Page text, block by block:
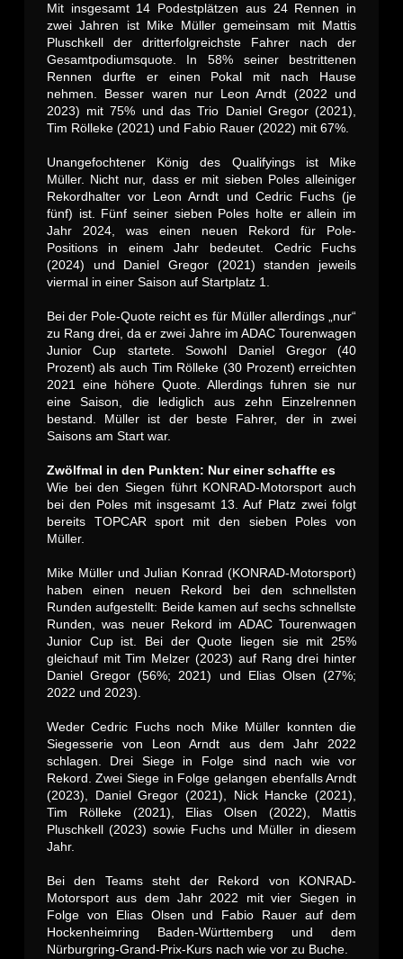
Mit insgesamt 14 Podestplätzen aus 24 Rennen in
zwei Jahren ist Mike Müller gemeinsam mit Mattis
Pluschkell der dritterfolgreichste Fahrer nach der
Gesamtpodiumsquote. In 58% seiner bestrittenen
Rennen durfte er einen Pokal mit nach Hause
nehmen. Besser waren nur Leon Arndt (2022 und
2023) mit 75% und das Trio Daniel Gregor (2021),
Tim Rölleke (2021) und Fabio Rauer (2022) mit 67%.
Unangefochtener König des Qualifyings ist Mike
Müller. Nicht nur, dass er mit sieben Poles alleiniger
Rekordhalter vor Leon Arndt und Cedric Fuchs (je
fünf) ist. Fünf seiner sieben Poles holte er allein im
Jahr 2024, was einen neuen Rekord für Pole-
Positions in einem Jahr bedeutet. Cedric Fuchs
(2024) und Daniel Gregor (2021) standen jeweils
viermal in einer Saison auf Startplatz 1.
Bei der Pole-Quote reicht es für Müller allerdings „nur“
zu Rang drei, da er zwei Jahre im ADAC Tourenwagen
Junior Cup startete. Sowohl Daniel Gregor (40
Prozent) als auch Tim Rölleke (30 Prozent) erreichten
2021 eine höhere Quote. Allerdings fuhren sie nur
eine Saison, die lediglich aus zehn Einzelrennen
bestand. Müller ist der beste Fahrer, der in zwei
Saisons am Start war.
Zwölfmal in den Punkten: Nur einer schaffte es
Wie bei den Siegen führt KONRAD-Motorsport auch
bei den Poles mit insgesamt 13. Auf Platz zwei folgt
bereits TOPCAR sport mit den sieben Poles von
Müller.
Mike Müller und Julian Konrad (KONRAD-Motorsport)
haben einen neuen Rekord bei den schnellsten
Runden aufgestellt: Beide kamen auf sechs schnellste
Runden, was neuer Rekord im ADAC Tourenwagen
Junior Cup ist. Bei der Quote liegen sie mit 25%
gleichauf mit Tim Melzer (2023) auf Rang drei hinter
Daniel Gregor (56%; 2021) und Elias Olsen (27%;
2022 und 2023).
Weder Cedric Fuchs noch Mike Müller konnten die
Siegesserie von Leon Arndt aus dem Jahr 2022
schlagen. Drei Siege in Folge sind nach wie vor
Rekord. Zwei Siege in Folge gelangen ebenfalls Arndt
(2023), Daniel Gregor (2021), Nick Hancke (2021),
Tim Rölleke (2021), Elias Olsen (2022), Mattis
Pluschkell (2023) sowie Fuchs und Müller in diesem
Jahr.
Bei den Teams steht der Rekord von KONRAD-
Motorsport aus dem Jahr 2022 mit vier Siegen in
Folge von Elias Olsen und Fabio Rauer auf dem
Hockenheimring Baden-Württemberg und dem
Nürburgring-Grand-Prix-Kurs nach wie vor zu Buche.